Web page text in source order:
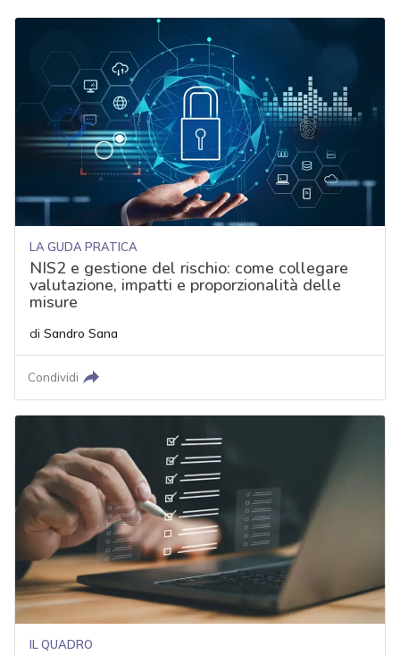
LA GUDA PRATICA
NIS2 e gestione del rischio: come collegare
valutazione, impatti e proporzionalità delle
misure
di Sandro Sana
Condividi
IL QUADRO